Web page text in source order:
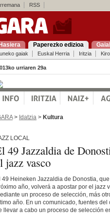
RSS
Hasiera Paperezko edizioa
gaiak Euskal Herria Iritzia
urriaren 29a
> Idatzia > Kultura
LOCAL
49 Jazzaldia de
jazz vasco
49 Heineken Jazzaldia de Donostia,
año, volverá a apostar por el jazz
un proceso de selección, más
año. En un comunicado, fuentes
llevar a cabo un proceso de selección